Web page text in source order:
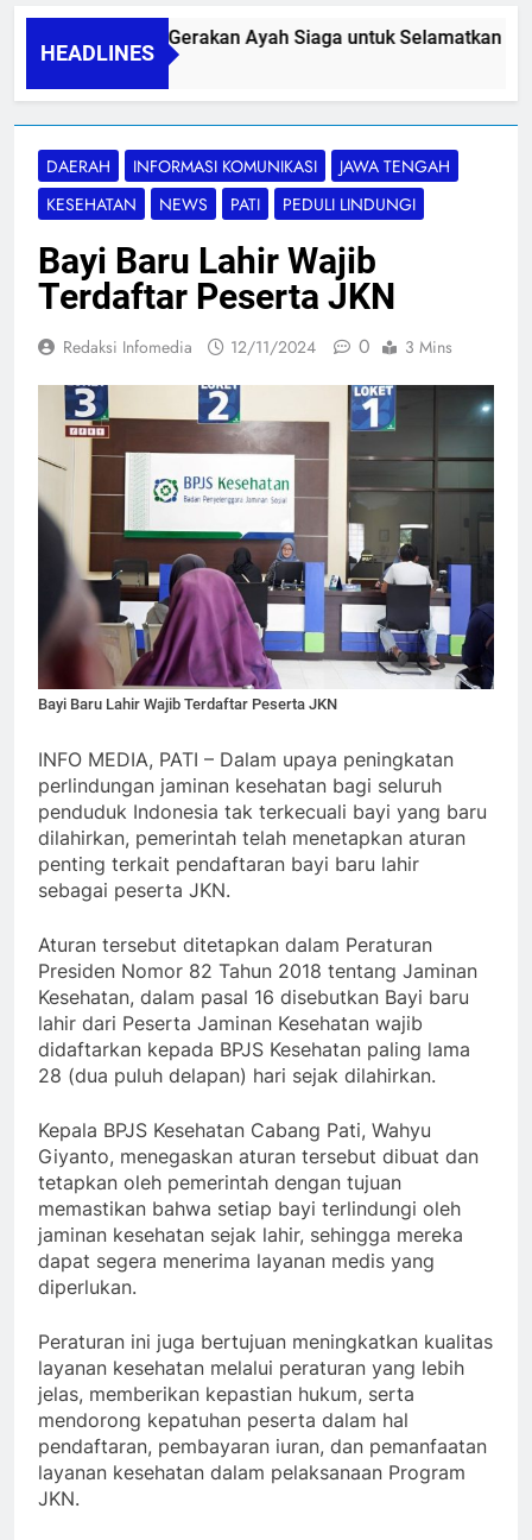
HEADLINES
PAPA SIDINI, Gerakan Ayah Siaga untuk Selamatkan Ibu
06/08/2026
DAERAH INFORMASI KOMUNIKASI
JAWA TENGAH
KESEHATAN
NEWS PATI PEDULI LINDUNGI
Bayi Baru Lahir Wajib
Terdaftar Peserta JKN
Redaksi Infomedia 12/11/2024 0 3 Mins
Bayi Baru Lahir Wajib Terdaftar Peserta JKN
INFO MEDIA, PATI – Dalam upaya peningkatan
perlindungan jaminan kesehatan bagi seluruh
penduduk Indonesia tak terkecuali bayi yang baru
dilahirkan, pemerintah telah menetapkan aturan
penting terkait pendaftaran bayi baru lahir
sebagai peserta JKN.
Aturan tersebut ditetapkan dalam Peraturan
Presiden Nomor 82 Tahun 2018 tentang Jaminan
Kesehatan, dalam pasal 16 disebutkan Bayi baru
lahir dari Peserta Jaminan Kesehatan wajib
didaftarkan kepada BPJS Kesehatan paling lama
28 (dua puluh delapan) hari sejak dilahirkan.
Kepala BPJS Kesehatan Cabang Pati, Wahyu
Giyanto, menegaskan aturan tersebut dibuat dan
tetapkan oleh pemerintah dengan tujuan
memastikan bahwa setiap bayi terlindungi oleh
jaminan kesehatan sejak lahir, sehingga mereka
dapat segera menerima layanan medis yang
diperlukan.
Peraturan ini juga bertujuan meningkatkan kualitas
layanan kesehatan melalui peraturan yang lebih
jelas, memberikan kepastian hukum, serta
mendorong kepatuhan peserta dalam hal
pendaftaran, pembayaran iuran, dan pemanfaatan
layanan kesehatan dalam pelaksanaan Program
JKN.